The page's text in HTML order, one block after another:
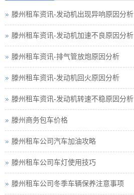
滕州租车资讯-发动机出现异响原因分析
滕州租车资讯-发动机加速不良原因分析
滕州租车资讯-排气管放炮原因分析
滕州租车资讯-发动机回火原因分析
滕州租车资讯-发动机转速不稳原因分析
滕州商务包车价格
滕州租车公司汽车加油攻略
滕州租车公司车灯使用技巧
滕州租车公司冬季车辆保养注意事项